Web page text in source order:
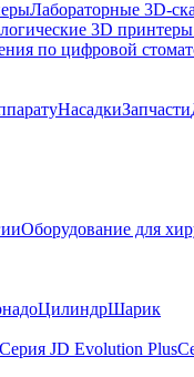
Лабораторные 3D-
3D
по цифровой
НасадкиЗапчасти
Оборудование для
ЦилиндрШарик
Серия JD Evolution Plus